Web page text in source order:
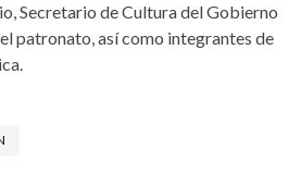
Secretario de Cultura del Gobierno
patronato, así como integrantes de